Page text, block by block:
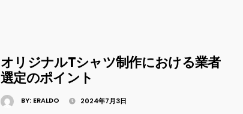
オリジナルTシャツ制作における業者
選定のポイント
BY: ERALDO 2024年7月3日